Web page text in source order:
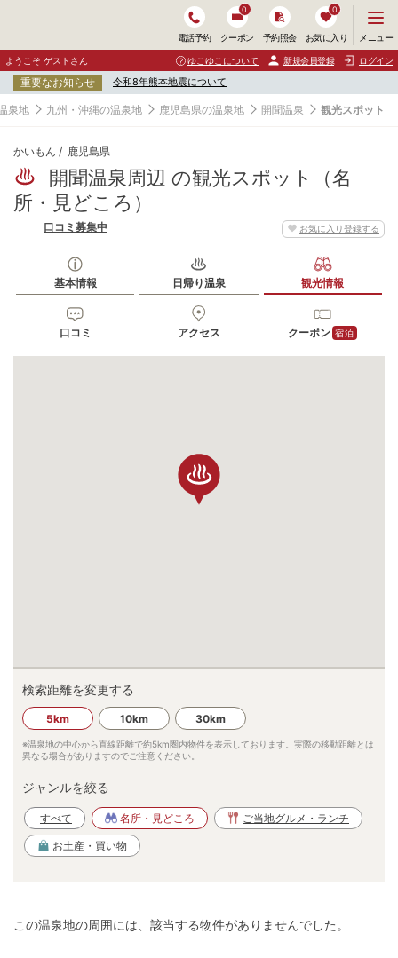
電話予約 クーポン
0
予約照会 お気に入り
0
ニ
ュ
ー
開
く
メニュー
ようこそ ゲストさん ゆこゆこについて 新規会員登録 ログイン
重要なお知らせ 令和8年熊本地震について
泉地 九州・沖縄の温泉地 鹿児島県の温泉地 開聞温泉 観光スポット
かいもん 鹿児島県
開聞温泉周辺 の観光スポット（名
所・見どころ）
お気に入り登録する
口コミ募集中
基本情報 日帰り温泉 観光情報
口コミ アクセス クーポン 宿泊
検索距離を変更する
5km 10km 30km
※温泉地の中心から直線距離で約5km圏内物件を表示しております。実際の移動距離とは
異なる場合がありますのでご注意ください。
ジャンルを絞る
すべて 名所・見どころ ご当地グルメ・ランチ
お土産・買い物
この温泉地の周囲には、該当する物件がありませんでした。